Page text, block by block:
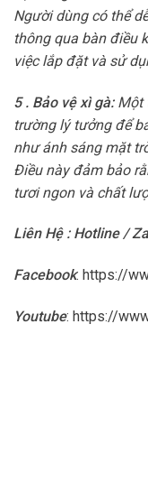
Người dùng có thể
thông qua bàn điều
việc lắp đặt và sử
5 . Bảo vệ xì gà:Một
trường lý tưởng để
như ánh sáng mặt
Điều này đảm bảo
tươi ngon và chất
Liên Hệ : Hotline /
Facebook: https://
Youtube: https://